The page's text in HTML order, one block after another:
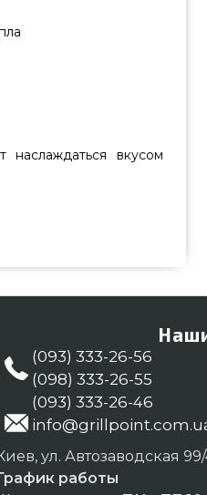
вкусом
Самые лучшие
Гриль Поинт. Позвоните
(093) 333-26-56
(098) 333-26-55
(093) 333-26-46
ул. Автозаводская
работы